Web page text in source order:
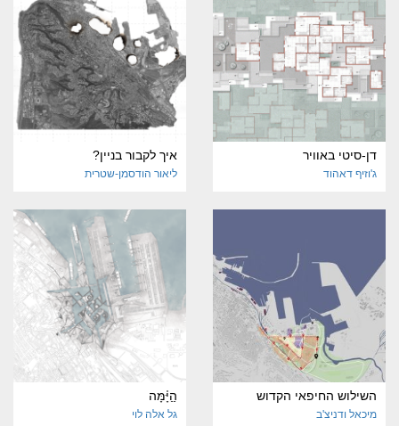
דן-סיטי באוויר
ג'וזיף דאהוד
איך לקבור בניין?
ליאור הודסמן-שטרית
השילוש החיפאי הקדוש
מיכאל ודניצ'ב
הַַיָּ֫מָּה
גל אלה לוי